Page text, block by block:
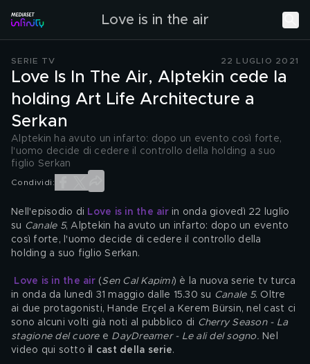
Love is in the air
SERIE TV 22 LUGLIO 2021
Love Is In The Air, Alptekin cede la
holding Art Life Architecture a
Serkan
Alptekin ha avuto un infarto: dopo un evento così forte,
l'uomo decide di cedere il controllo della holding a suo
figlio Serkan
Condividi:
Nell'episodio di Love is in the air in onda giovedì 22 luglio
su Canale 5, Alptekin ha avuto un infarto: dopo un evento
così forte, l'uomo decide di cedere il controllo della
holding a suo figlio Serkan.
Love is in the air (Sen Cal Kapimi) è la nuova serie tv turca
in onda da lunedì 31 maggio dalle 15.30 su Canale 5. Oltre
ai due protagonisti, Hande Erçel a Kerem Bürsin, nel cast ci
sono alcuni volti già noti al pubblico di Cherry Season - La
stagione del cuore e DayDreamer - Le ali del sogno. Nel
video qui sotto il cast della serie.